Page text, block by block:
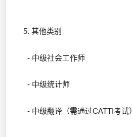
5. 其他类别
- 中级社会工作师
- 中级统计师
- 中级翻译（需通过CATTI考试）